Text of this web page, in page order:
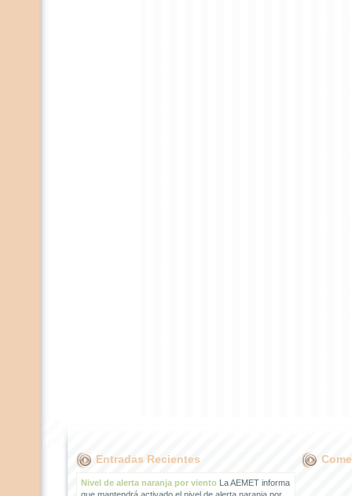
Entradas Recientes
Nivel de alerta naranja por vientoLa AEMET informa